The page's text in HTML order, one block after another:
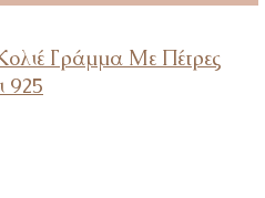
Γράμμα Με Πέτρες
925